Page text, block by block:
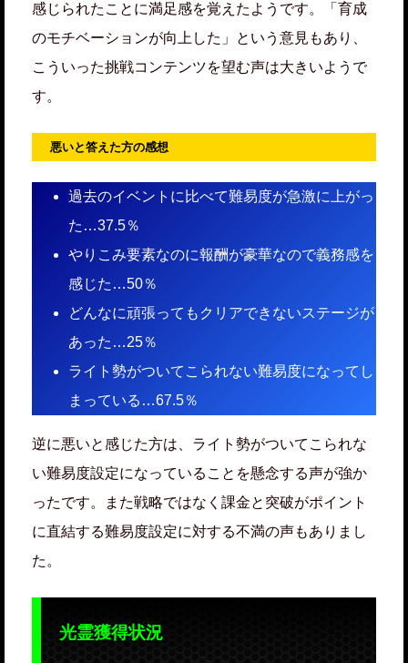
感じられたことに満足感を覚えたようです。「育成
のモチベーションが向上した」という意見もあり、
こういった挑戦コンテンツを望む声は大きいようで
す。
悪いと答えた方の感想
過去のイベントに比べて難易度が急激に上がっ
た…37.5％
やりこみ要素なのに報酬が豪華なので義務感を
感じた…50％
どんなに頑張ってもクリアできないステージが
あった…25％
ライト勢がついてこられない難易度になってし
まっている…67.5％
逆に悪いと感じた方は、ライト勢がついてこられな
い難易度設定になっていることを懸念する声が強か
ったです。また戦略ではなく課金と突破がポイント
に直結する難易度設定に対する不満の声もありまし
た。
光霊獲得状況